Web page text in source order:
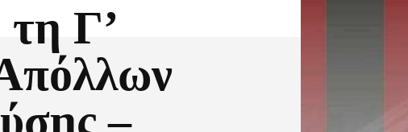
Γ’
–